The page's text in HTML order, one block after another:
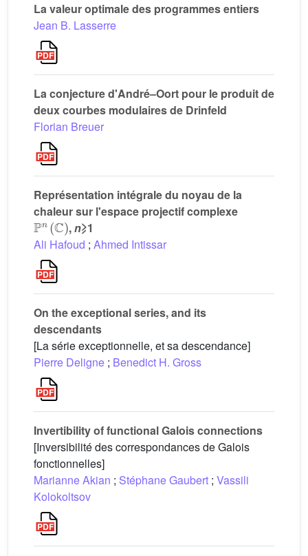
La valeur optimale des programmes entiers
Jean B. Lasserre
La conjecture d'André–Oort pour le produit de
deux courbes modulaires de Drinfeld
Florian Breuer
Représentation intégrale du noyau de la
chaleur sur l'espace projectif complexe
ℙn(ℂ)
,n⩾1
Ali Hafoud ; Ahmed Intissar
On the exceptional series, and its
descendants
[La série exceptionnelle, et sa descendance]
Pierre Deligne ; Benedict H. Gross
Invertibility of functional Galois connections
[Inversibilité des correspondances de Galois
fonctionnelles]
Marianne Akian ; Stéphane Gaubert ; Vassili
Kolokoltsov